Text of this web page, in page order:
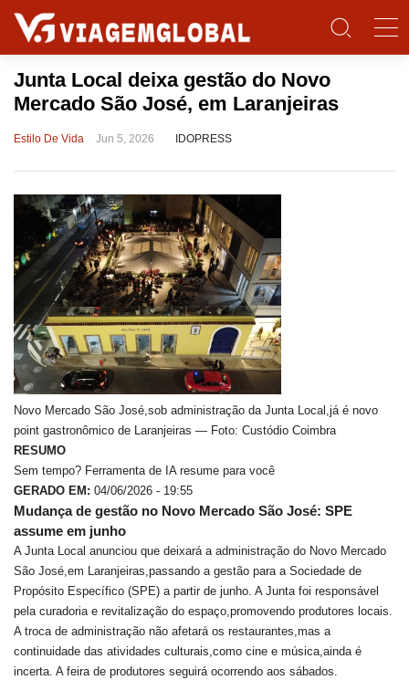
Junta Local deixa gestão do Novo
Mercado São José, em Laranjeiras
Estilo De Vida Jun 5, 2026 IDOPRESS
Novo Mercado São José,sob administração da Junta Local,já é novo
point gastronômico de Laranjeiras — Foto: Custódio Coimbra
RESUMO
Sem tempo? Ferramenta de IA resume para você
GERADO EM: 04/06/2026 - 19:55
Mudança de gestão no Novo Mercado São José: SPE
assume em junho
A Junta Local anunciou que deixará a administração do Novo Mercado
São José,em Laranjeiras,passando a gestão para a Sociedade de
Propósito Específico (SPE) a partir de junho. A Junta foi responsável
pela curadoria e revitalização do espaço,promovendo produtores locais.
A troca de administração não afetará os restaurantes,mas a
continuidade das atividades culturais,como cine e música,ainda é
incerta. A feira de produtores seguirá ocorrendo aos sábados.